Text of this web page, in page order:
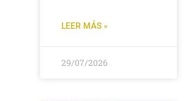
LEER MÁS »
29/07/2026